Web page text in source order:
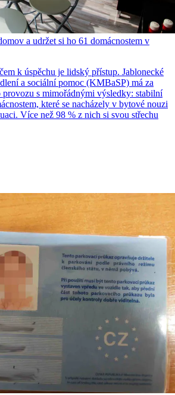
a udržet si ho 61 domácnostem v
k úspěchu je lidský přístup. Jablonecké
a sociální pomoc (KMBaSP) má za
provozu s mimořádnými výsledky: stabilní
které se nacházely v bytové nouzi
Více než 98 % z nich si svou střechu